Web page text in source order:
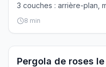
3 couches : arrière-plan,
couleurs et structure
8 min
Inspiration
Pergola de roses